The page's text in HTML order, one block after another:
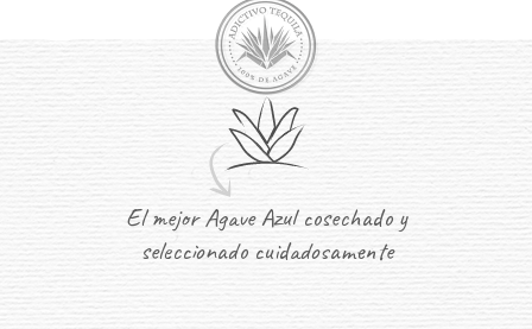
El mejor Agave Azul cosechado y
seleccionado cuidadosamente